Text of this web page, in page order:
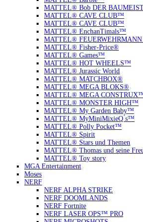
MATTEL® Bob DER
MATTEL® CAVE CLUB™
MATTEL® CAVE CLUB™
MATTEL® EnchanTimals™
MATTEL®
MATTEL® Fisher-Price®
MATTEL® Games™
MATTEL® HOT WHEELS™
MATTEL® Jurassic World
MATTEL® MATCHBOX®
MATTEL® MEGA BLOKS®
MATTEL® MEGA
MATTEL® MONSTER HIGH™
MATTEL® My Garden Baby™
MATTEL® MyMiniMixieQ ́s™
MATTEL® Polly Pocket™
MATTEL® Spirit
MATTEL® Stars und Themen
MATTEL® Thomas und seine
MATTEL® Toy story
MGA Entertainment
Moses
NERF
NERF ALPHA STRIKE
NERF DOOMLANDS
NERF Fortnite
NERF LASER OPS™ PRO